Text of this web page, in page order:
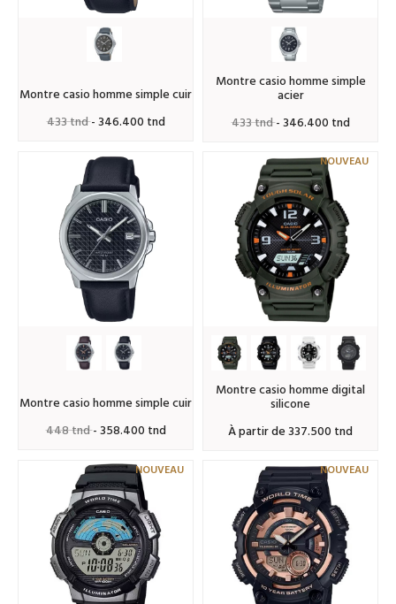
montre casio homme simple cuir
433 tnd- 346.400 tnd
montre casio homme simple
acier
433 tnd- 346.400 tnd
montre casio homme simple cuir
448 tnd- 358.400 tnd
montre casio homme digital
silicone
à partir de 337.500 tnd
NOUVEAU
NOUVEAU NOUVEAU